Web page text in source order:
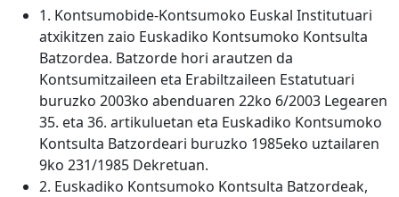
1. Kontsumobide-Kontsumoko Euskal Institutuari
atxikitzen zaio Euskadiko Kontsumoko Kontsulta
Batzordea. Batzorde hori arautzen da
Kontsumitzaileen eta Erabiltzaileen Estatutuari
buruzko 2003ko abenduaren 22ko 6/2003 Legearen
35. eta 36. artikuluetan eta Euskadiko Kontsumoko
Kontsulta Batzordeari buruzko 1985eko uztailaren
9ko 231/1985 Dekretuan.
2. Euskadiko Kontsumoko Kontsulta Batzordeak,